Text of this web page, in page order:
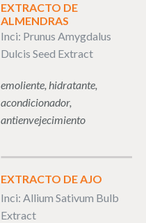
EXTRACTO DE
ALMENDRAS
Inci: Prunus Amygdalus
Dulcis Seed Extract
emoliente, hidratante,
acondicionador,
antienvejecimiento
EXTRACTO DE AJO
Inci: Allium Sativum Bulb
Extract